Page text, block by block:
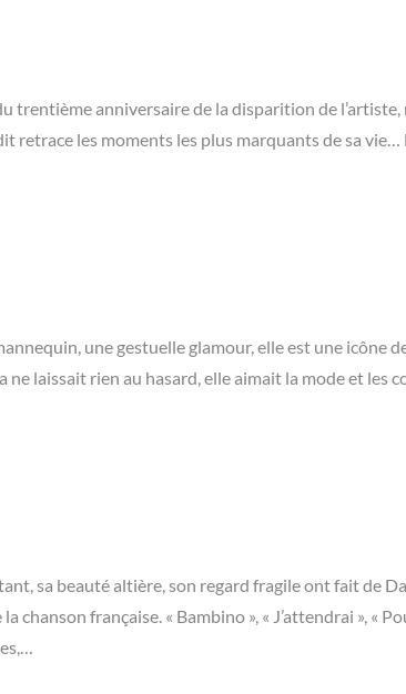
trentième anniversaire de la disparition de l’artiste,
retrace les moments les plus marquants de sa vie…
une gestuelle glamour, elle est une icône
laissait rien au hasard, elle aimait la mode et les
sa beauté altière, son regard fragile ont fait de
française. « Bambino », « J’attendrai », «